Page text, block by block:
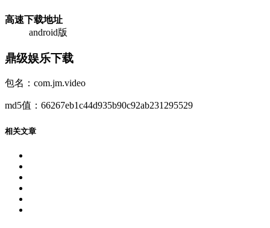
高速下载地址
android版
鼎级娱乐下载
包名：com.jm.video
md5值：66267eb1c44d935b90c92ab231295529
相关文章